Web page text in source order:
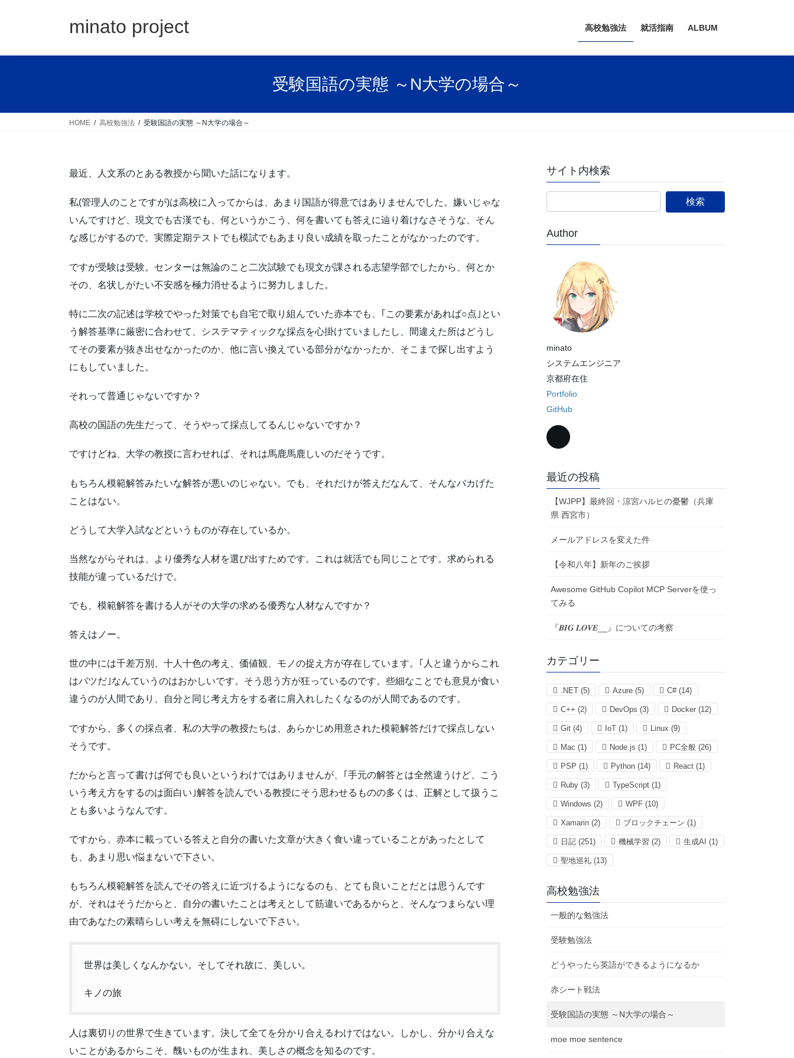
minato project 高校勉強法 就活指南 ALBUM
受験国語の実態 ～N大学の場合～
HOME 高校勉強法 受験国語の実態 ～N大学の場合～
最近、人文系のとある教授から聞いた話になります。
私(管理人のことですが)は高校に入ってからは、あまり国語が得意ではありませんでした。嫌いじゃな
いんですけど、現文でも古漢でも、何というかこう、何を書いても答えに辿り着けなさそうな、そん
な感じがするので。実際定期テストでも模試でもあまり良い成績を取ったことがなかったのです。
ですが受験は受験。センターは無論のこと二次試験でも現文が課される志望学部でしたから、何とか
その、名状しがたい不安感を極力消せるように努力しました。
特に二次の記述は学校でやった対策でも自宅で取り組んでいた赤本でも、｢この要素があれば○点｣とい
う解答基準に厳密に合わせて、システマティックな採点を心掛けていましたし、間違えた所はどうし
てその要素が抜き出せなかったのか、他に言い換えている部分がなかったか、そこまで探し出すよう
にもしていました。
それって普通じゃないですか？
高校の国語の先生だって、そうやって採点してるんじゃないですか？
ですけどね、大学の教授に言わせれば、それは馬鹿馬鹿しいのだそうです。
もちろん模範解答みたいな解答が悪いのじゃない。でも、それだけが答えだなんて、そんなバカげた
ことはない。
どうして大学入試などというものが存在しているか。
当然ながらそれは、より優秀な人材を選び出すためです。これは就活でも同じことです。求められる
技能が違っているだけで。
でも、模範解答を書ける人がその大学の求める優秀な人材なんですか？
答えはノー。
世の中には千差万別、十人十色の考え、価値観、モノの捉え方が存在しています。｢人と違うからこれ
はバツだ｣なんていうのはおかしいです。そう思う方が狂っているのです。些細なことでも意見が食い
違うのが人間であり、自分と同じ考え方をする者に肩入れしたくなるのが人間であるのです。
ですから、多くの採点者、私の大学の教授たちは、あらかじめ用意された模範解答だけで採点しない
そうです。
だからと言って書けば何でも良いというわけではありませんが、｢手元の解答とは全然違うけど、こう
いう考え方をするのは面白い｣解答を読んでいる教授にそう思わせるものの多くは、正解として扱うこ
とも多いようなんです。
ですから、赤本に載っている答えと自分の書いた文章が大きく食い違っていることがあったとして
も、あまり思い悩まないで下さい。
もちろん模範解答を読んでその答えに近づけるようになるのも、とても良いことだとは思うんです
が、それはそうだからと、自分の書いたことは考えとして筋違いであるからと、そんなつまらない理
由であなたの素晴らしい考えを無碍にしないで下さい。
世界は美しくなんかない。そしてそれ故に、美しい。
キノの旅
人は裏切りの世界で生きています。決して全てを分かり合えるわけではない。しかし、分かり合えな
いことがあるからこそ、醜いものが生まれ、美しさの概念を知るのです。
サイト内検索
Author
minato
システムエンジニア
京都府在住
Portfolio
GitHub
最近の投稿
【WJPP】最終回・涼宮ハルヒの憂鬱（兵庫
県 西宮市）
メールアドレスを変えた件
【令和八年】新年のご挨拶
Awesome GitHub Copilot MCP Serverを使っ
てみる
『𝑩𝑰𝑮 𝑳𝑶𝑽𝑬__』についての考察
カテゴリー
.NET (5) Azure (5) C#(14)
C++ (2) DevOps (3) Docker (12)
Git (4) IoT (1) Linux (9)
Mac (1) Node.js (1) PC全般 (26)
PSP (1) Python (14) React (1)
Ruby (3) TypeScript (1)
Windows (2) WPF (10)
Xamarin (2) ブロックチェーン (1)
日記 (251) 機械学習 (2) 生成AI (1)
聖地巡礼 (13)
高校勉強法
一般的な勉強法
受験勉強法
どうやったら英語ができるようになるか
赤シート戦法
受験国語の実態 ～N大学の場合～
moe moe sentence